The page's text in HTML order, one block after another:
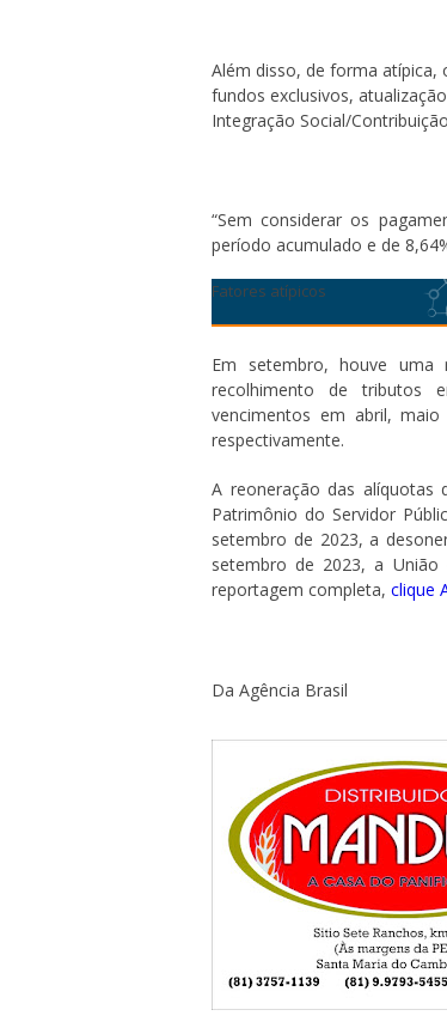
Além disso, de forma
fundos exclusivos,
Integração Social/
“Sem considerar os
período acumulado e de
Fatores atípicos
Em setembro, houve
recolhimento de tributos
vencimentos em abril,
respectivamente.
A reoneração das alíquotas
Patrimônio do Servidor
setembro de 2023, a
setembro de 2023, a União
reportagem completa, clique
Da Agência Brasil